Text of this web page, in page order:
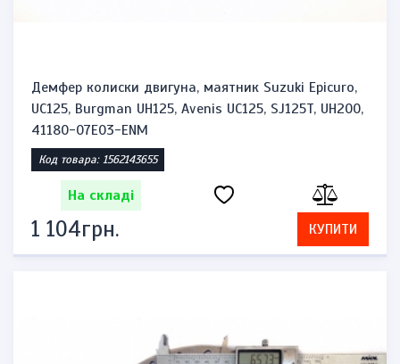
Демфер колиски двигуна, маятник Suzuki Epicuro,
UC125, Burgman UH125, Avenis UC125, SJ125T, UH200,
41180-07E03-ENM
Код товара: 1562143655
На складі
1 104грн. КУПИТИ